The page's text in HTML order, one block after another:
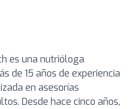
es una nutrióloga
de 15 años de experiencia
en asesorías
Desde hace cinco años,